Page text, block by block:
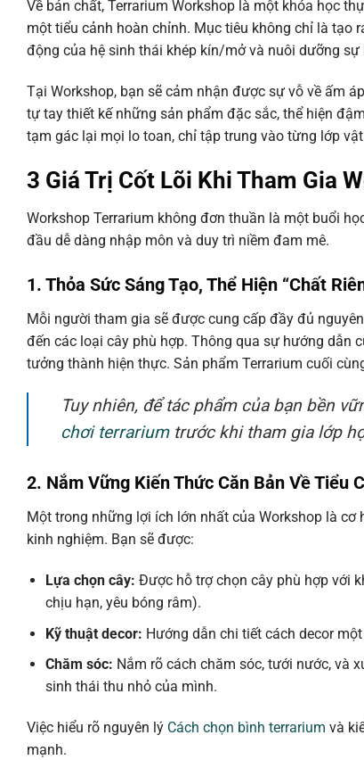
Về bản chất, Terrarium Workshop là một khóa học
một tiểu cảnh hoàn chỉnh. Mục tiêu không chỉ là
động của hệ sinh thái khép kín/mở và nuôi dưỡng sự
Tại Workshop, bạn sẽ cảm nhận được sự vỗ về ấm
tự tay thiết kế những sản phẩm đặc sắc, thể hiện
tạm gác lại mọi lo toan, chỉ tập trung vào từng lớp
3 Giá Trị Cốt Lõi Khi Tham Gia
Workshop Terrarium không đơn thuần là một buổi
đầu dễ dàng nhập môn và duy trì niềm đam mê.
1. Thỏa Sức Sáng Tạo, Thể Hiện “Chất
Mỗi người tham gia sẽ được cung cấp đầy đủ
đến các loại cây phù hợp. Thông qua sự hướng dẫn
tưởng thành hiện thực. Sản phẩm Terrarium cuối
Tuy nhiên, để tác phẩm của bạn bền
chơi terrariumtrước khi tham gia lớp
2. Nắm Vững Kiến Thức Căn Bản Về Tiểu
Một trong những lợi ích lớn nhất của Workshop là cơ
kinh nghiệm. Bạn sẽ được:
Lựa chọn cây: Được hỗ trợ chọn cây phù hợp với
chịu hạn, yêu bóng râm).
Kỹ thuật decor: Hướng dẫn chi tiết cách decor
Chăm sóc: Nắm rõ cách chăm sóc, tưới nước, và
sinh thái thu nhỏ của mình.
Việc hiểu rõ nguyên lý Cách chọn bình terrarium và
mạnh.